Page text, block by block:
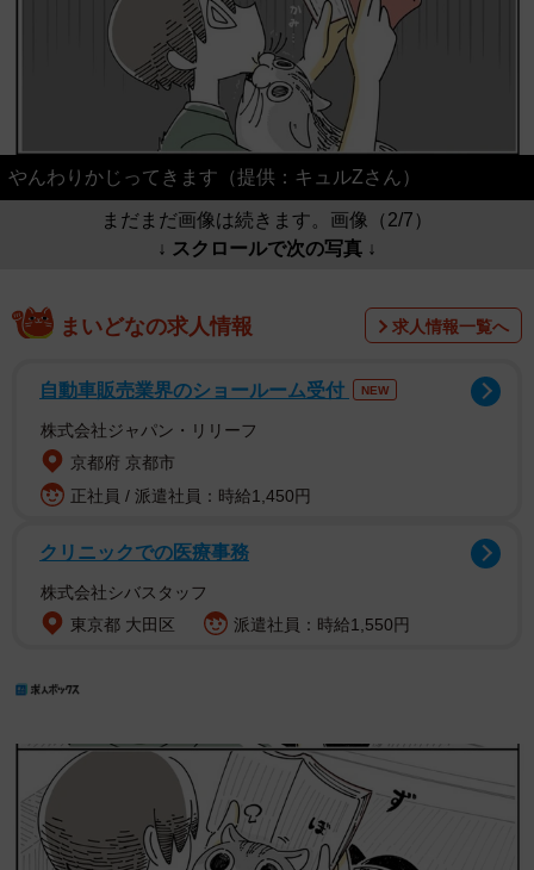
やんわりかじってきます（提供：キュルZさん）
まだまだ画像は続きます。画像（2/7）
↓ スクロールで次の写真 ↓
まいどなの求人情報 求人情報一覧へ
自動車販売業界のショールーム受付 NEW
株式会社ジャパン・リリーフ
京都府 京都市
正社員 / 派遣社員：時給1,450円
クリニックでの医療事務
株式会社シバスタッフ
東京都 大田区
派遣社員：時給1,550円